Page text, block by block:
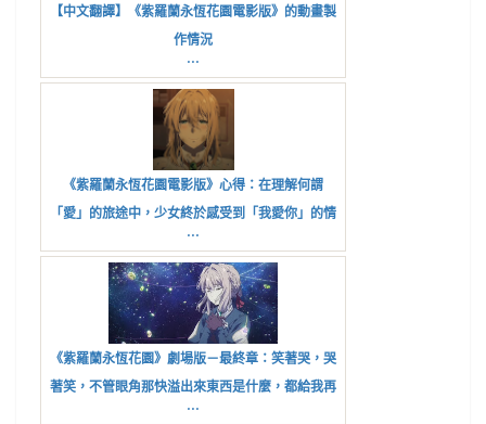
【中文翻譯】《紫羅蘭永恆花園電影版》的動畫製
作情況
...
《紫羅蘭永恆花園電影版》心得：在理解何謂
「愛」的旅途中，少女終於感受到「我愛你」的情
感是什麼
...
《紫羅蘭永恆花園》劇場版－最終章：笑著哭，哭
著笑，不管眼角那快溢出來東西是什麼，都給我再
來一點！
...